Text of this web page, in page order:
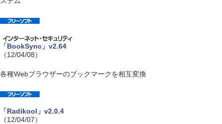
「BookSync」v2.64
（12/04/08）
各種Webブラウザーのブックマークを相互変換
「Radikool」v2.0.4
（12/04/07）